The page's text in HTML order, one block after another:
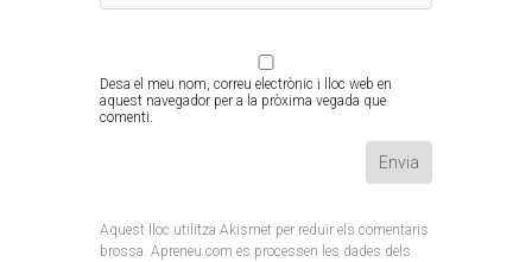
Desa el meu nom, correu electrònic i lloc web en
aquest navegador per a la pròxima vegada que
comenti.
Aquest lloc utilitza Akismet per reduir els comentaris
brossa. Apreneu com es processen les dades dels